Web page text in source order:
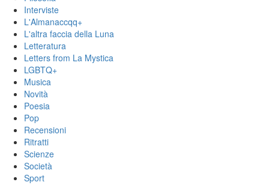
Interviste
L'Almanaccqq+
L'altra faccia della Luna
Letteratura
Letters from La Mystica
LGBTQ+
Musica
Novità
Poesia
Pop
Recensioni
Ritratti
Scienze
Società
Sport